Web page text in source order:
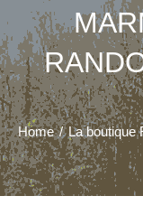
Home / La boutique